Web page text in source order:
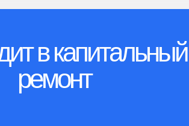
в капитальный
ремонт